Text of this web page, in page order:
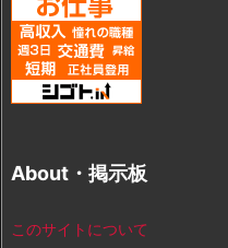
About・掲示板
このサイトについて